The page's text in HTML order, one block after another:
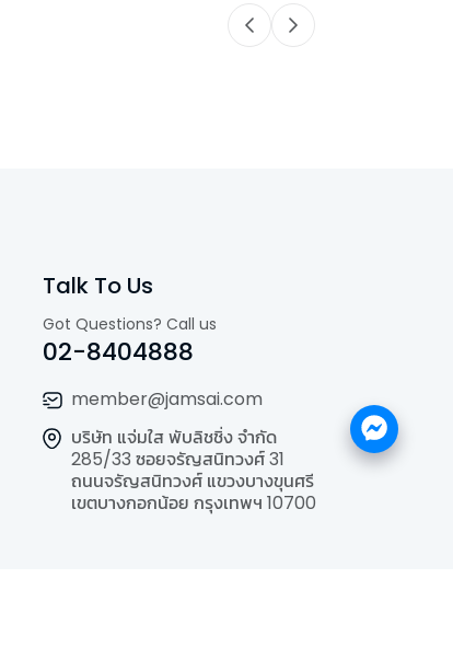
Talk To Us
Got Questions? Call us
02-8404888
member@jamsai.com
บริษัท แจ่มใส พับลิชชิ่ง จำกัด
285/33 ซอยจรัญสนิทวงศ์ 31
ถนนจรัญสนิทวงศ์ แขวงบางขุนศรี
เขตบางกอกน้อย กรุงเทพฯ 10700